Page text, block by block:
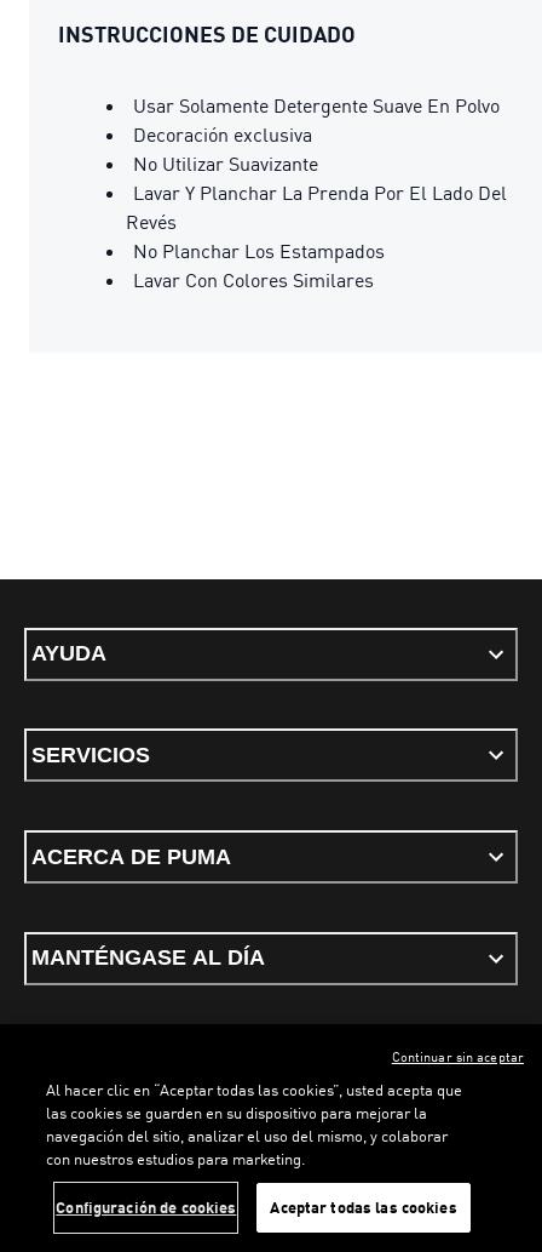
INSTRUCCIONES DE CUIDADO
Usar Solamente Detergente Suave En Polvo
Decoración exclusiva
No Utilizar Suavizante
Lavar Y Planchar La Prenda Por El Lado Del
Revés
No Planchar Los Estampados
Lavar Con Colores Similares
AYUDA
SERVICIOS
ACERCA DE PUMA
MANTÉNGASE AL DÍA
Términos y condicionesPolítica de Privacidad
ESPAÑOL
PUMA, 2026. Todos los derechos reservados
Al hacer clic en “Aceptar todas las cookies”, usted acepta que
las cookies se guarden en su dispositivo para mejorar la
navegación del sitio, analizar el uso del mismo, y colaborar
con nuestros estudios para marketing.
Configuración de cookies Aceptar todas las cookies
Continuar sin aceptar